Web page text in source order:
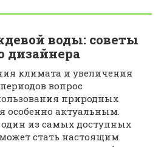
воды: советы
дизайнера
климата и увеличения
вопрос
природных
особенно актуальным.
один из самых доступных
стать настоящим